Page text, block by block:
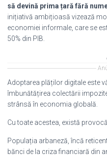
să devină prima țară fără
inițiativă ambițioasă vizează
economiei informale, care se
50% din PIB.
Adoptarea plăților digitale este
îmbunătățirea colectării
strânsă în economia globală.
Cu toate acestea, există
Populația arbaneză, încă
bănci de la criza financiară din